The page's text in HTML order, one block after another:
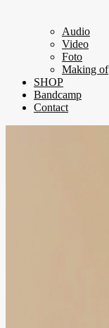
Audio
Video
Foto
Making of
SHOP
Bandcamp
Contact